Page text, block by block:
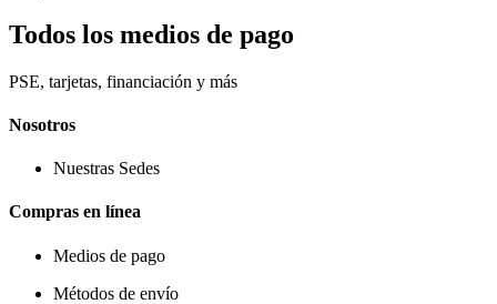
Todos los medios de pago
PSE, tarjetas, financiación y más
Nosotros
Nuestras Sedes
Compras en línea
Medios de pago
Métodos de envío